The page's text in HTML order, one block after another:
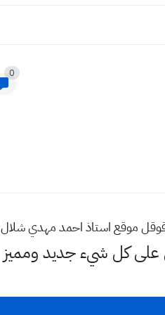
0
قوقل موقع استاذ احمد مهدي شلال
كل شيء جديد ومميز